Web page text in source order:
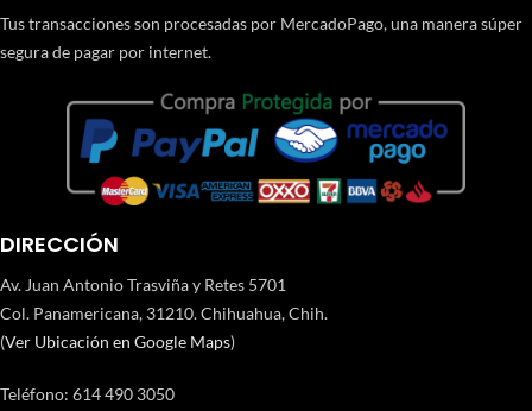
Tus transacciones son procesadas por MercadoPago, una manera súper
segura de pagar por internet.
DIRECCIÓN
Av. Juan Antonio Trasviña y Retes 5701
Col. Panamericana, 31210. Chihuahua, Chih.
(Ver Ubicación en Google Maps)
Teléfono: 614 490 3050